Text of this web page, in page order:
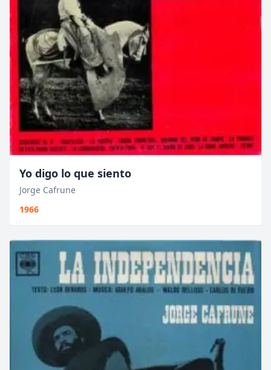
Yo digo lo que siento
Jorge Cafrune
1966